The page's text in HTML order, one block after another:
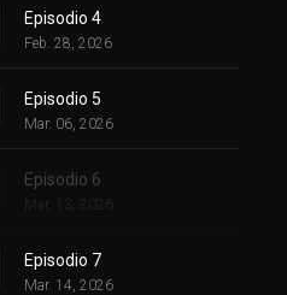
Episodio 4
Feb. 28, 2026
Episodio 5
Mar. 06, 2026
Episodio 6
Mar. 13, 2026
Episodio 7
Mar. 14, 2026